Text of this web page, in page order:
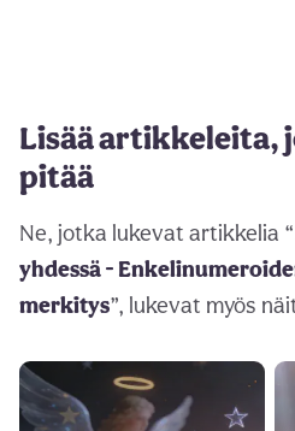
Lisää artikkeleita,
pitää
Ne, jotka lukevat artikkelia “
yhdessä -
merkitys”, lukevat myös